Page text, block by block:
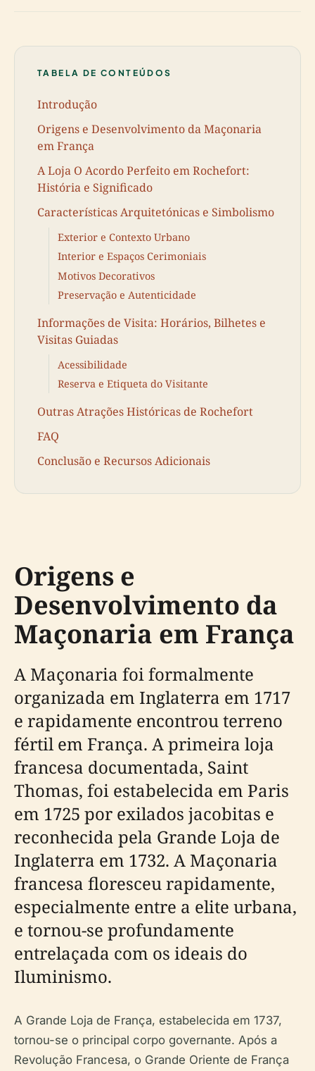
TABELA DE CONTEÚDOS
Introdução
Origens e Desenvolvimento da Maçonaria
em França
A Loja O Acordo Perfeito em Rochefort:
História e Significado
Características Arquitetónicas e Simbolismo
Exterior e Contexto Urbano
Interior e Espaços Cerimoniais
Motivos Decorativos
Preservação e Autenticidade
Informações de Visita: Horários, Bilhetes e
Visitas Guiadas
Acessibilidade
Reserva e Etiqueta do Visitante
Outras Atrações Históricas de Rochefort
FAQ
Conclusão e Recursos Adicionais
Origens e
Desenvolvimento da
Maçonaria em França
A Maçonaria foi formalmente
organizada em Inglaterra em 1717
e rapidamente encontrou terreno
fértil em França. A primeira loja
francesa documentada, Saint
Thomas, foi estabelecida em Paris
em 1725 por exilados jacobitas e
reconhecida pela Grande Loja de
Inglaterra em 1732. A Maçonaria
francesa floresceu rapidamente,
especialmente entre a elite urbana,
e tornou-se profundamente
entrelaçada com os ideais do
Iluminismo.
A Grande Loja de França, estabelecida em 1737,
tornou-se o principal corpo governante. Após a
Revolução Francesa, o Grande Oriente de França